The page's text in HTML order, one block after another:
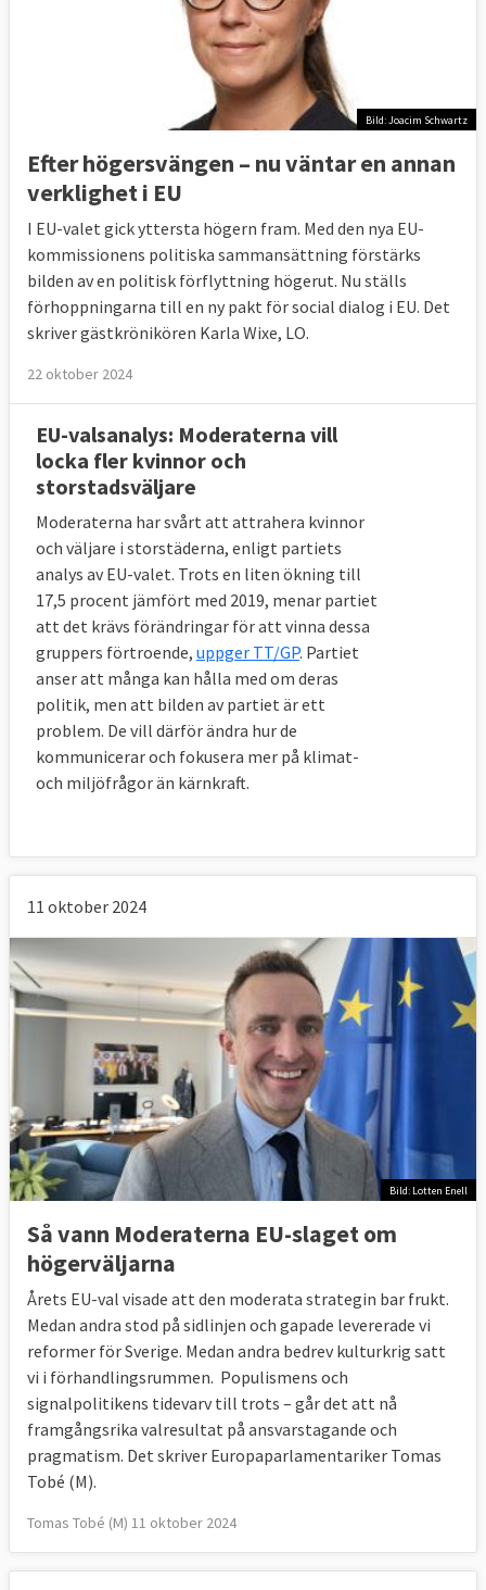
Bild: Joacim Schwartz
Efter högersvängen – nu väntar en annan
verklighet i EU
I EU-valet gick yttersta högern fram. Med den nya EU-
kommissionens politiska sammansättning förstärks
bilden av en politisk förflyttning högerut. Nu ställs
förhoppningarna till en ny pakt för social dialog i EU. Det
skriver gästkrönikören Karla Wixe, LO.
22 oktober 2024
EU-valsanalys: Moderaterna vill
locka fler kvinnor och
storstadsväljare
Moderaterna har svårt att attrahera kvinnor
och väljare i storstäderna, enligt partiets
analys av EU-valet. Trots en liten ökning till
17,5 procent jämfört med 2019, menar partiet
att det krävs förändringar för att vinna dessa
gruppers förtroende, uppger TT/GP. Partiet
anser att många kan hålla med om deras
politik, men att bilden av partiet är ett
problem. De vill därför ändra hur de
kommunicerar och fokusera mer på klimat-
och miljöfrågor än kärnkraft.
11 oktober 2024
Bild: Lotten Enell
Så vann Moderaterna EU-slaget om
högerväljarna
Årets EU-val visade att den moderata strategin bar frukt.
Medan andra stod på sidlinjen och gapade levererade vi
reformer för Sverige. Medan andra bedrev kulturkrig satt
vi i förhandlingsrummen. Populismens och
signalpolitikens tidevarv till trots – går det att nå
framgångsrika valresultat på ansvarstagande och
pragmatism. Det skriver Europaparlamentariker Tomas
Tobé (M).
Tomas Tobé (M) 11 oktober 2024